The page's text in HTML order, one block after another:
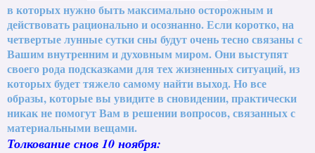
в которых нужно быть максимально осторожным и
действовать рационально и осознанно. Если коротко, на
четвертые лунные сутки сны будут очень тесно связаны с
Вашим внутренним и духовным миром. Они выступят
своего рода подсказками для тех жизненных ситуаций, из
которых будет тяжело самому найти выход. Но все
образы, которые вы увидите в сновидении, практически
никак не помогут Вам в решении вопросов, связанных с
материальными вещами.
Толкование снов 10 ноября: